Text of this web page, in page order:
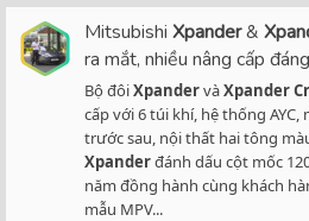
Mitsubishi Xpander&
ra mắt, nhiều nâng cấp
Bộ đôiXpandervàXpander
cấp với 6 túi khí, hệ thống
trước sau, nội thất hai tông
Xpanderđánh dấu cột mốc
năm đồng hành cùng khách
mẫu MPV...